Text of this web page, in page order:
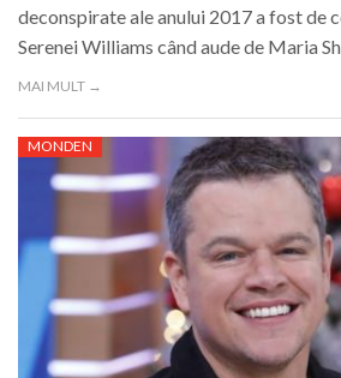
deconspirate ale anului 2017 a fost de
Serenei Williams când aude de Maria
MAI MULT →
MONDEN